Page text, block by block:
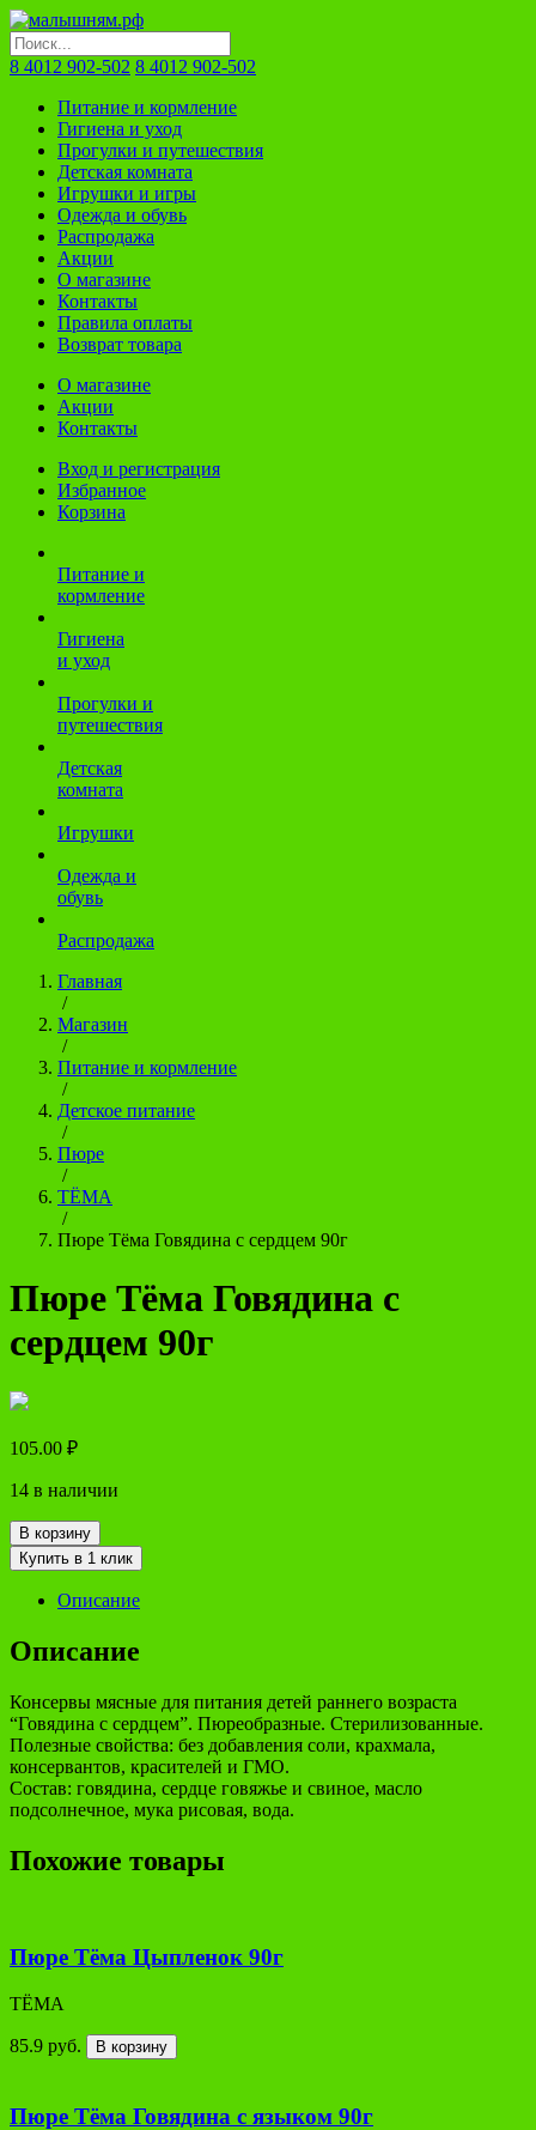
8 4012 902-502 8 4012 902-502
Питание и кормление
Гигиена и уход
Прогулки и путешествия
Детская комната
Игрушки и игры
Одежда и обувь
Распродажа
Акции
О магазине
Контакты
Правила оплаты
Возврат товара
О магазине
Акции
Контакты
Вход и регистрация
Избранное
Корзина
Питание и
кормление
Гигиена
и уход
Прогулки и
путешествия
Детская
комната
Игрушки
Одежда и
обувь
Распродажа
Главная
/
Магазин
/
Питание и кормление
/
Детское питание
/
Пюре
/
ТЁМА
/
Пюре Тёма Говядина с сердцем 90г
Пюре Тёма Говядина с
сердцем 90г
105.00 ₽
14 в наличии
В корзину
Купить в 1 клик
Описание
Описание
Консервы мясные для питания детей раннего возраста
“Говядина с сердцем”. Пюреобразные. Стерилизованные.
Полезные свойства: без добавления соли, крахмала,
консервантов, красителей и ГМО.
Состав: говядина, сердце говяжье и свиное, масло
подсолнечное, мука рисовая, вода.
Похожие товары
Пюре Тёма Цыпленок 90г
ТЁМА
85.9 руб. В корзину
Пюре Тёма Говядина с языком 90г